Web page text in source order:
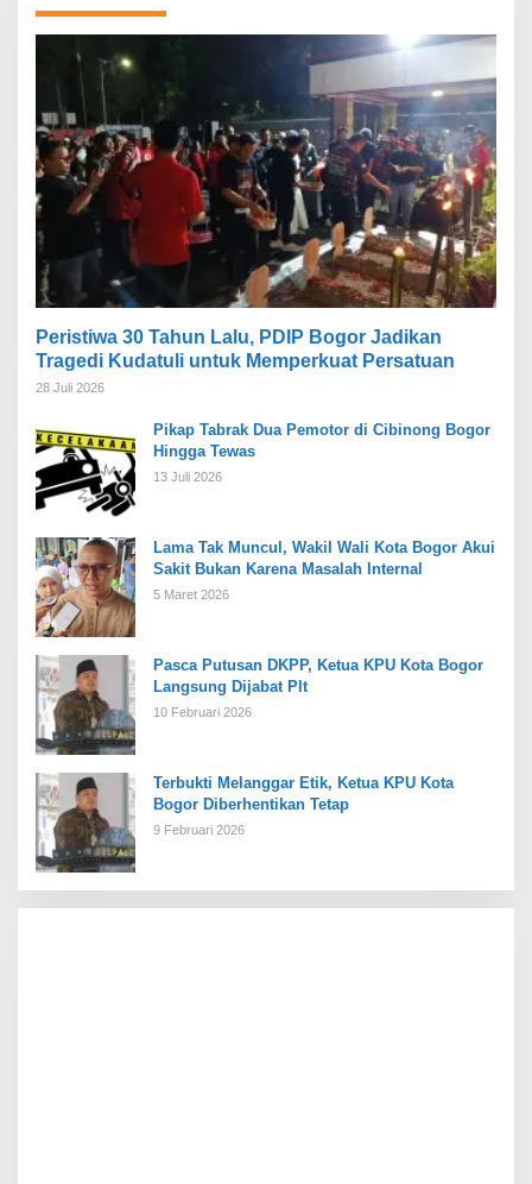
Peristiwa 30 Tahun Lalu, PDIP Bogor Jadikan
Tragedi Kudatuli untuk Memperkuat Persatuan
28 Juli 2026
Pikap Tabrak Dua Pemotor di Cibinong Bogor
Hingga Tewas
13 Juli 2026
Lama Tak Muncul, Wakil Wali Kota Bogor Akui
Sakit Bukan Karena Masalah Internal
5 Maret 2026
Pasca Putusan DKPP, Ketua KPU Kota Bogor
Langsung Dijabat Plt
10 Februari 2026
Terbukti Melanggar Etik, Ketua KPU Kota
Bogor Diberhentikan Tetap
9 Februari 2026